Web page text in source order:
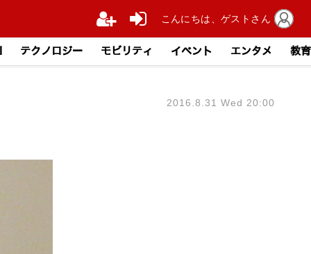
テクノロジー モビリティ イベント エンタメ 教育
2016.8.31 Wed 20:00
こんにちは、ゲストさん